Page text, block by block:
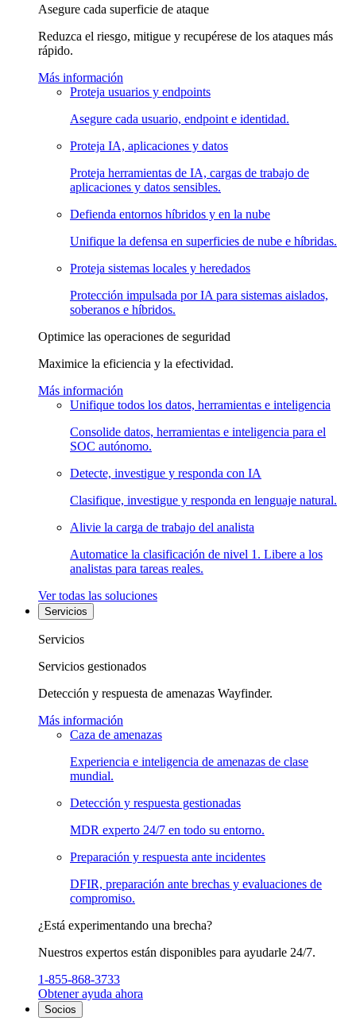
Asegure cada superficie de ataque
Reduzca el riesgo, mitigue y recupérese de los ataques más
rápido.
Más información
Proteja usuarios y endpoints
Asegure cada usuario, endpoint e identidad.
Proteja IA, aplicaciones y datos
Proteja herramientas de IA, cargas de trabajo de
aplicaciones y datos sensibles.
Defienda entornos híbridos y en la nube
Unifique la defensa en superficies de nube e híbridas.
Proteja sistemas locales y heredados
Protección impulsada por IA para sistemas aislados,
soberanos e híbridos.
Optimice las operaciones de seguridad
Maximice la eficiencia y la efectividad.
Más información
Unifique todos los datos, herramientas e inteligencia
Consolide datos, herramientas e inteligencia para el
SOC autónomo.
Detecte, investigue y responda con IA
Clasifique, investigue y responda en lenguaje natural.
Alivie la carga de trabajo del analista
Automatice la clasificación de nivel 1. Libere a los
analistas para tareas reales.
Ver todas las soluciones
Servicios
Servicios
Servicios gestionados
Detección y respuesta de amenazas Wayfinder.
Más información
Caza de amenazas
Experiencia e inteligencia de amenazas de clase
mundial.
Detección y respuesta gestionadas
MDR experto 24/7 en todo su entorno.
Preparación y respuesta ante incidentes
DFIR, preparación ante brechas y evaluaciones de
compromiso.
¿Está experimentando una brecha?
Nuestros expertos están disponibles para ayudarle 24/7.
1-855-868-3733
Obtener ayuda ahora
Socios